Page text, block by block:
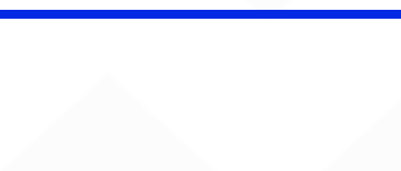
Pacheco e Ubandu